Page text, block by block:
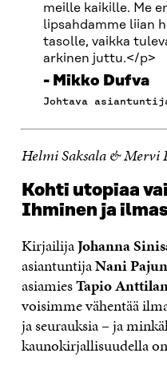
meille kaikille. Me
lipsahdamme liian
tasolle, vaikka
arkinen juttu.</p>
Mikko Dufva
Johtava
Helmi Saksala & Mervi
Kohti utopiaa
Ihminen ja
KirjailijaJohanna
asiantuntijaNani
asiamiesTapio
voisimme vähentää
ja seurauksia – ja
kaunokirjallisuudella